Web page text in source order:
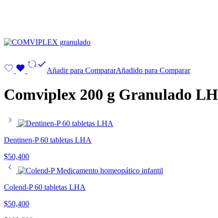
Añadir para CompararAñadido para Comparar
Comviplex 200 g Granulado
Dentinen-P 60 tabletas LHA
$50,400
Colend-P 60 tabletas LHA
$50,400